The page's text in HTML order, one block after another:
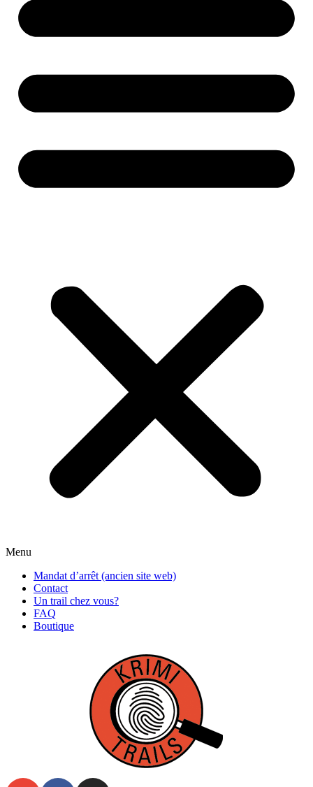
Menu
Mandat d’arrêt (ancien site web)
Contact
Un trail chez vous?
FAQ
Boutique